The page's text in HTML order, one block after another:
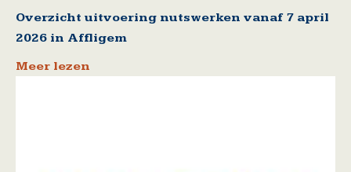
Overzicht uitvoering nutswerken vanaf 7 april
2026 in Affligem
Meer lezen